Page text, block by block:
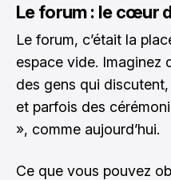
Le forum : le cœur
Le forum, c’était la
espace vide. Imaginez
des gens qui
et parfois des
», comme aujourd’hui.
Ce que vous pouvez